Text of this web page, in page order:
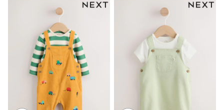
Swimwear
Tops
Shorts
Joggers
adidas
Nike
All Girls Schoolwear